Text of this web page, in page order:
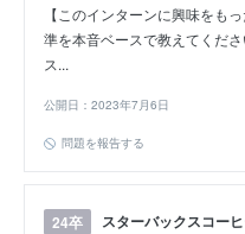
【このインターンに興味をも
準を本音ベースで教えてくだ
ス...
公開日：2023年7月6日
問題を報告する
24卒
スターバックスコー